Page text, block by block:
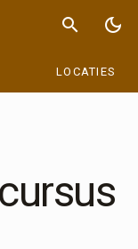
search dark_mode
LOCATIES